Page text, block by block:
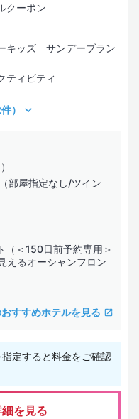
クーポン
キッズ サンデーブラン
ティビティ
）
部屋指定なし/ツイン
（＜150日前予約専用＞
えるオーシャンフロン
すすめホテルを見る
定すると料金をご確認
を見る